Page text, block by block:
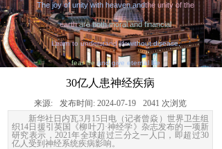
The joy of unity with heaven andthe unity of the
earth are both moral and financial
Learn to understand lifewithout disease,
fear life and give eternal life
30亿人患神经疾病
来源: 发布时间: 2024-07-19 2041 次浏览
新华社日内瓦3月15日电（记者曾焱）世界卫生组
织14日援引英国《柳叶刀·神经学》杂志发布的一项新
研究表示，2021年全球超过三分之一人口，即超过30
亿人受到神经系统疾病影响。